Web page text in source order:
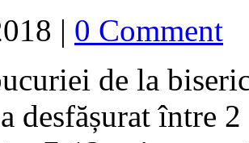
| 0 Comment
de la
desfășurat între